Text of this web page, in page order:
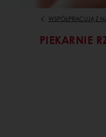
WSPÓŁPRACUJĄ Z
PIEKARNIE